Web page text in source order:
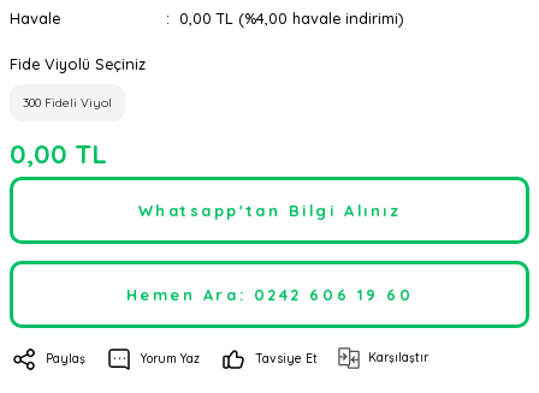
Havale
0,00 TL (%4,00 havale indirimi)
Fide Viyolü Seçiniz
300 Fideli Viyol
0,00 TL
Whatsapp'tan Bilgi Alınız
Hemen Ara: 0242 606 19 60
Paylaş Yorum Yaz Tavsiye Et Karşılaştır